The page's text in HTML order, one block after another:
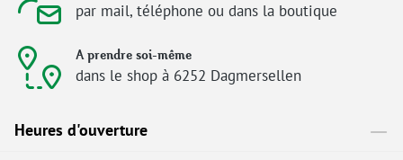
par mail, téléphone ou dans la boutique
A prendre soi-même
dans le shop à 6252 Dagmersellen
Heures d'ouverture